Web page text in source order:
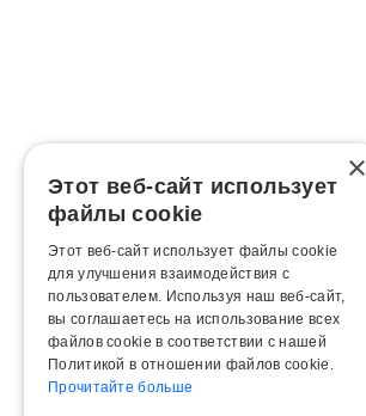
×
Этот веб-сайт использует
файлы cookie
Этот веб-сайт использует файлы cookie
для улучшения взаимодействия с
пользователем. Используя наш веб-сайт,
вы соглашаетесь на использование всех
файлов cookie в соответствии с нашей
Политикой в ​​отношении файлов cookie.
Прочитайте больше